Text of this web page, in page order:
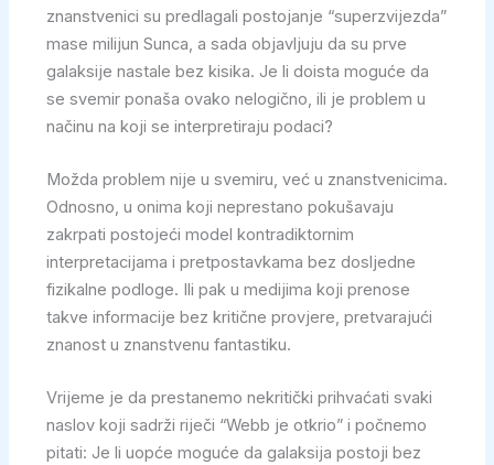
znanstvenici su predlagali postojanje “superzvijezda”
mase milijun Sunca, a sada objavljuju da su prve
galaksije nastale bez kisika. Je li doista moguće da
se svemir ponaša ovako nelogično, ili je problem u
načinu na koji se interpretiraju podaci?
Možda problem nije u svemiru, već u znanstvenicima.
Odnosno, u onima koji neprestano pokušavaju
zakrpati postojeći model kontradiktornim
interpretacijama i pretpostavkama bez dosljedne
fizikalne podloge. Ili pak u medijima koji prenose
takve informacije bez kritične provjere, pretvarajući
znanost u znanstvenu fantastiku.
Vrijeme je da prestanemo nekritički prihvaćati svaki
naslov koji sadrži riječi “Webb je otkrio” i počnemo
pitati: Je li uopće moguće da galaksija postoji bez